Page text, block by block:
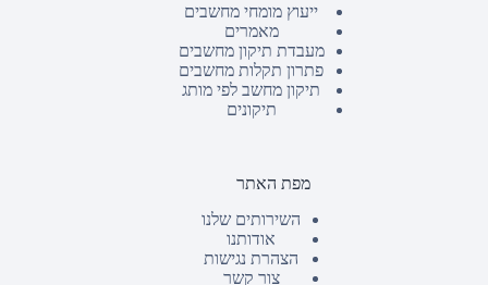
ייעוץ מומחי מחשבים
מאמרים
מעבדת תיקון מחשבים
פתרון תקלות מחשבים
תיקון מחשב לפי מותג
תיקונים
מפת האתר
השירותים שלנו
אודותנו
הצהרת נגישות
צור קשר